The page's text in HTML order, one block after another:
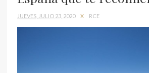
JUEVES, JULIO 23, 2020 X RCE